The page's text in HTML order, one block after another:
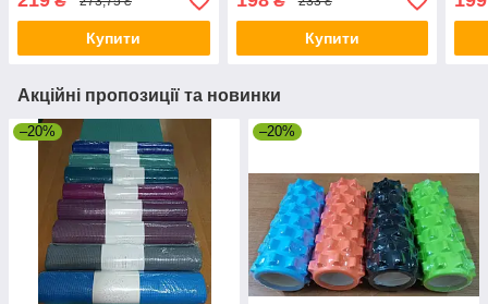
Купити Купити
Акційні пропозиції та новинки
–20% –20%